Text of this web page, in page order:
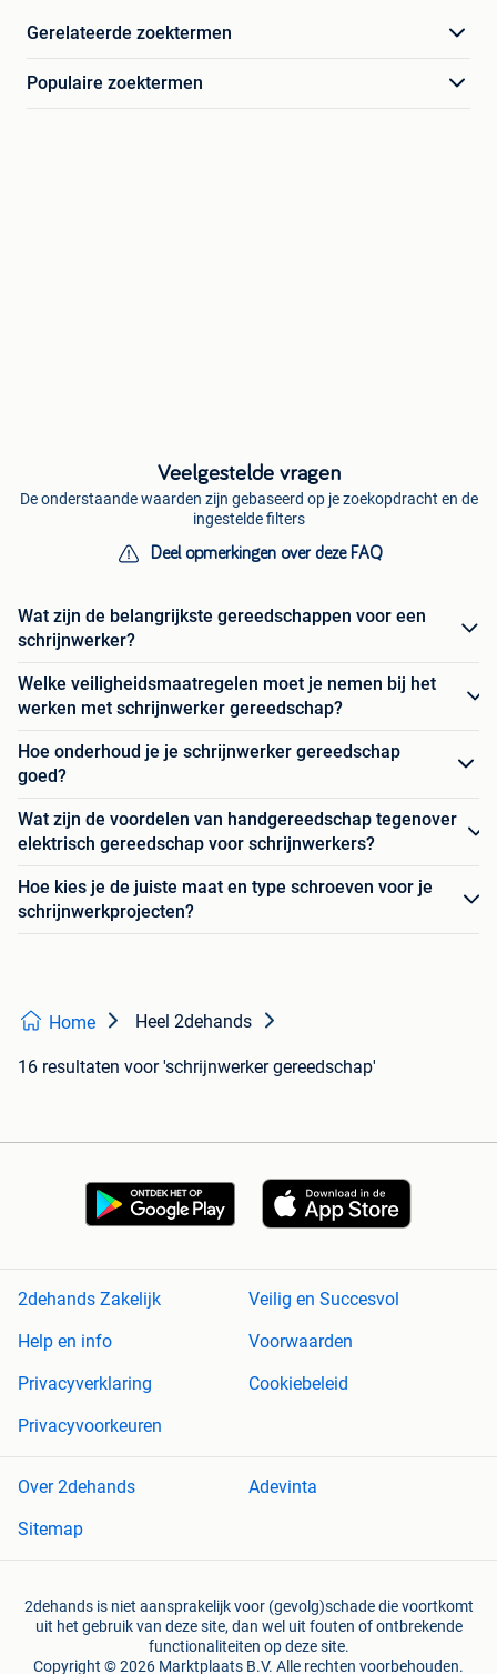
Gerelateerde zoektermen
Populaire zoektermen
Veelgestelde vragen
De onderstaande waarden zijn gebaseerd op je zoekopdracht en de
ingestelde filters
Deel opmerkingen over deze FAQ
Wat zijn de belangrijkste gereedschappen voor een
schrijnwerker?
Welke veiligheidsmaatregelen moet je nemen bij het
werken met schrijnwerker gereedschap?
Hoe onderhoud je je schrijnwerker gereedschap
goed?
Wat zijn de voordelen van handgereedschap tegenover
elektrisch gereedschap voor schrijnwerkers?
Hoe kies je de juiste maat en type schroeven voor je
schrijnwerkprojecten?
Home Heel 2dehands
16 resultaten voor 'schrijnwerker gereedschap'
2dehands Zakelijk
Veilig en Succesvol
Help en info
Voorwaarden
Privacyverklaring
Cookiebeleid
Privacyvoorkeuren
Over 2dehands
Adevinta
Sitemap
2dehands is niet aansprakelijk voor (gevolg)schade die voortkomt
uit het gebruik van deze site, dan wel uit fouten of ontbrekende
functionaliteiten op deze site.
Copyright © 2026 Marktplaats B.V. Alle rechten voorbehouden.